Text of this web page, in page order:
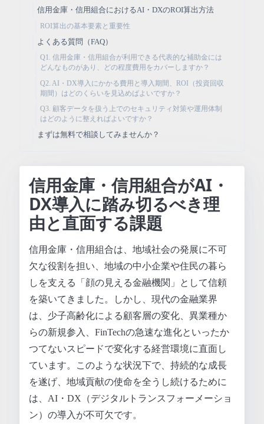
信用金庫・信用組合におけるAI・DXのROI算出方法
ROI算出の基本要素と重要性
よくある質問（FAQ）
Q1. 信用金庫・信用組合が利用できる代表的な補助金には
どんなものがあり、どの程度費用をカバーしますか？
Q2. AI・DX導入にかかる費用と導入期間、ROI（投資回収
期間）はどのくらいを見込めばよいですか？
Q3. 顧客データを扱う上でのセキュリティ対策や運用体制
はどのように整えればよいですか？
まずは無料で相談してみませんか？
信用金庫・信用組合がAI・
DX導入に踏み切るべき理
由と直面する課題
信用金庫・信用組合は、地域社会の発展に不可
欠な役割を担い、地域の中小企業や住民の暮ら
しを支える「顔の見える金融機関」として信頼
を築いてきました。しかし、現代の金融業界
は、少子高齢化による顧客層の変化、異業種か
らの新規参入、FinTechの急速な進化といったか
つてないスピードで変化する経営環境に直面し
ています。このような状況下で、持続的な成長
を遂げ、地域貢献の使命を全うし続けるために
は、AI・DX（デジタルトランスフォーメーショ
ン）の導入が不可欠です。